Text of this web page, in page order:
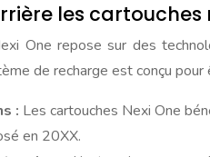
les cartouches
One repose sur des
de recharge est conçu
: Les cartouches Nexi One
en 20XX.